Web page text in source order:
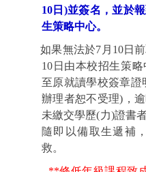
10 日 )並簽名，並於
生策略中心。
如果無法於7 月 10日
10 日由本校招生策
至原就讀學校簽章證
辦理者恕不受理) ，
未繳交學歷(力)證書
隨即以備取生遞補
救。